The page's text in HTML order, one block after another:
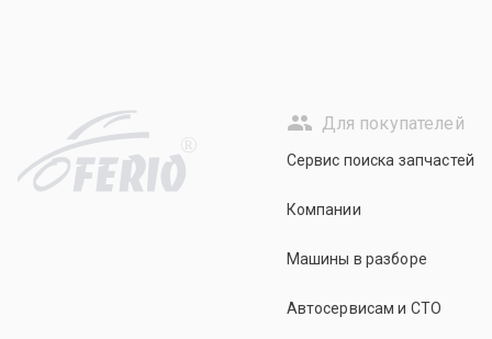
R
Для покупателей
Сервис поиска запчастей
Компании
Машины в разборе
Автосервисам и СТО